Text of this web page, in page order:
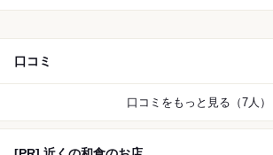
口コミ
口コミをもっと見る（7人）